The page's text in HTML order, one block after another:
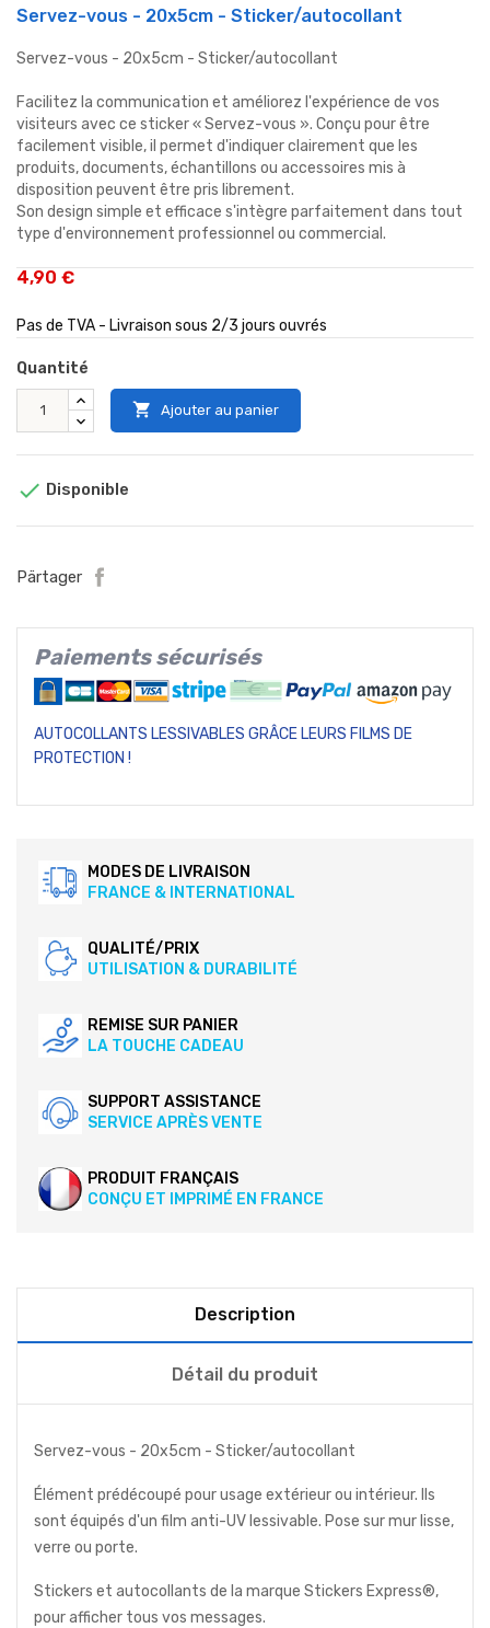
Servez-vous - 20x5cm - Sticker/autocollant
Servez-vous - 20x5cm - Sticker/autocollant
Facilitez la communication et améliorez l'expérience de vos
visiteurs avec ce sticker « Servez-vous ». Conçu pour être
facilement visible, il permet d'indiquer clairement que les
produits, documents, échantillons ou accessoires mis à
disposition peuvent être pris librement.
Son design simple et efficace s'intègre parfaitement dans tout
type d'environnement professionnel ou commercial.
4,90 €
Pas de TVA - Livraison sous 2/3 jours ouvrés
Quantité
 Ajouter au panier
 Disponible
Pärtager
Paiements sécurisés
AUTOCOLLANTS LESSIVABLES GRÂCE LEURS FILMS DE
PROTECTION !
MODES DE LIVRAISON
FRANCE & INTERNATIONAL
QUALITÉ/PRIX
UTILISATION & DURABILITÉ
REMISE SUR PANIER
LA TOUCHE CADEAU
SUPPORT ASSISTANCE
SERVICE APRÈS VENTE
PRODUIT FRANÇAIS
CONÇU ET IMPRIMÉ EN FRANCE
Description
Détail du produit
Servez-vous - 20x5cm - Sticker/autocollant
Élément prédécoupé pour usage extérieur ou intérieur. Ils
sont équipés d'un film anti-UV lessivable. Pose sur mur lisse,
verre ou porte.
Stickers et autocollants de la marque Stickers Express®,
pour afficher tous vos messages.